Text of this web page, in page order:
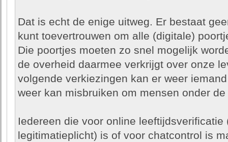
Dat is echt de enige uitweg. Er bestaat
kunt toevertrouwen om alle (digitale)
Die poortjes moeten zo snel mogelijk
de overheid daarmee verkrijgt over onze
volgende verkiezingen kan er weer
weer kan misbruiken om mensen onder
Iedereen die voor online leeftijdsverificatie
legitimatieplicht) is of voor chatcontrol is